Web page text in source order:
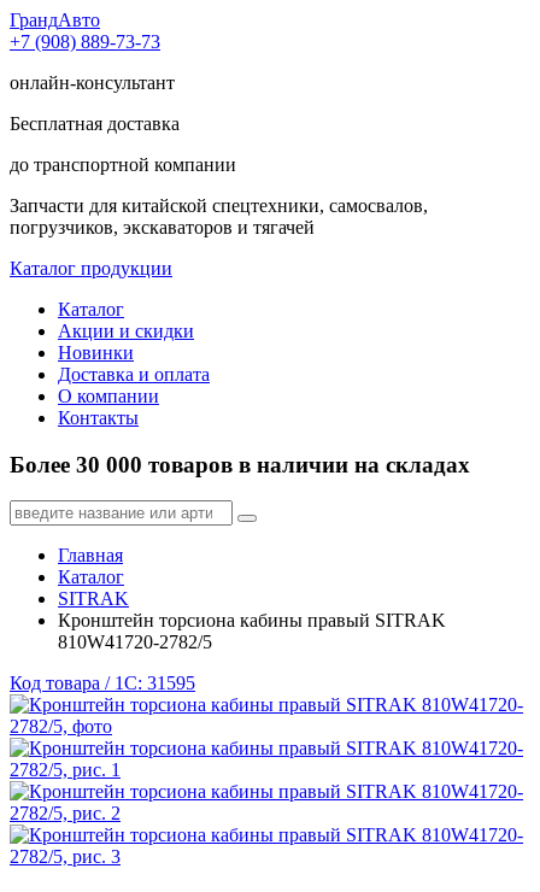
ГрандАвто
+7 (908) 889-73-73
онлайн-консультант
Бесплатная доставка
до транспортной компании
Запчасти для китайской спецтехники, самосвалов,
погрузчиков, экскаваторов и тягачей
Каталог продукции
Каталог
Акции и скидки
Новинки
Доставка и оплата
О компании
Контакты
Более 30 000 товаров в наличии на складах
Главная
Каталог
SITRAK
Кронштейн торсиона кабины правый SITRAK
810W41720-2782/5
Код товара / 1C: 31595